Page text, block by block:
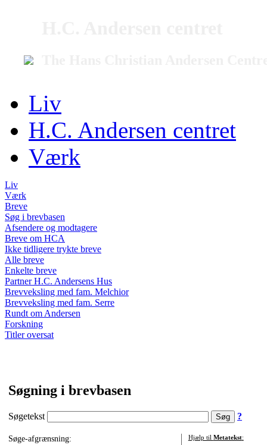
Liv
H.C. Andersen centret
Værk
Liv
Værk
Breve
Søg i brevbasen
Afsendere og modtagere
Breve om HCA
Ikke tidligere trykte breve
Alle breve
Enkelte breve
Partner H.C. Andersens Hus
Brevveksling med fam. Melchior
Brevveksling med fam. Serre
Rundt om Andersen
Forskning
Titler oversat
Søgning i brevbasen
Søgetekst ?
Søge-afgrænsning:
Hjælp til Metatekst: